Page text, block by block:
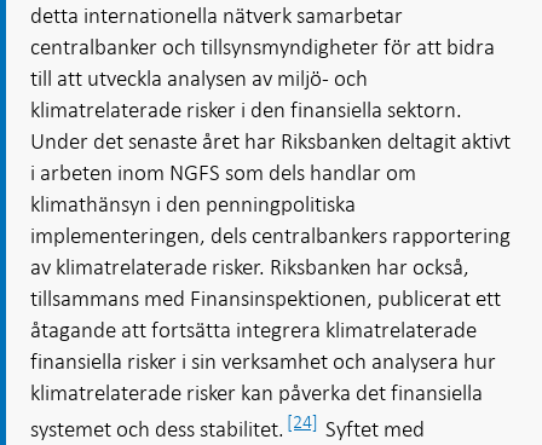
detta internationella nätverk samarbetar
centralbanker och tillsynsmyndigheter för att bidra
till att utveckla analysen av miljö- och
klimatrelaterade risker i den finansiella sektorn.
Under det senaste året har Riksbanken deltagit aktivt
i arbeten inom NGFS som dels handlar om
klimathänsyn i den penningpolitiska
implementeringen, dels centralbankers rapportering
av klimatrelaterade risker. Riksbanken har också,
tillsammans med Finansinspektionen, publicerat ett
åtagande att fortsätta integrera klimatrelaterade
finansiella risker i sin verksamhet och analysera hur
klimatrelaterade risker kan påverka det finansiella
systemet och dess stabilitet. [24] Syftet med